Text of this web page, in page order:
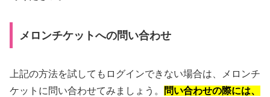
メロンチケットへの問い合わせ
上記の方法を試してもログインできない場合は、メロンチ
ケットに問い合わせてみましょう。
問い合わせの際には、